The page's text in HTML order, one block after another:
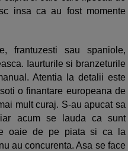
insa ca au fost momente
frantuzesti sau spaniole,
Iaurturile si branzeturile
Atentia la detalii este
o finantare europeana de
mult curaj. S-au apucat sa
acum se lauda ca sunt
oaie de pe piata si ca la
au concurenta. Asa se face